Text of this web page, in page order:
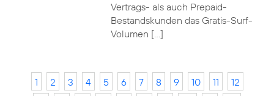
Vertrags- als auch Prepaid-
Bestandskunden das Gratis-Surf-
Volumen […]
1 2 3 4 5 6 7 8 9 10 11
12